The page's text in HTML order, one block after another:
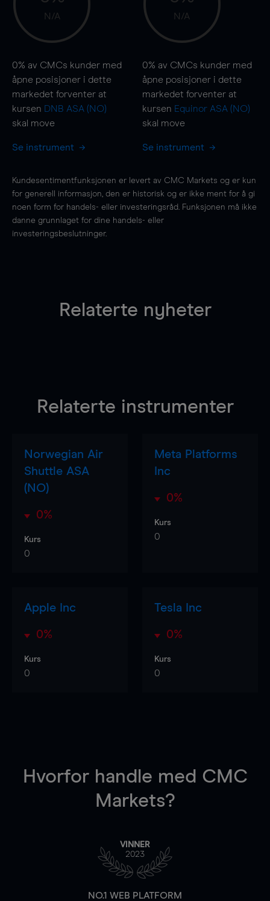
N/A
0% av CMCs kunder med
åpne posisjoner i dette
markedet forventer at
kursen DNB ASA (NO)
skal move
Se instrument
N/A
0% av CMCs kunder med
åpne posisjoner i dette
markedet forventer at
kursen Equinor ASA (NO)
skal move
Se instrument
Kundesentimentfunksjonen er levert av CMC Markets og er kun
for generell informasjon, den er historisk og er ikke ment for å gi
noen form for handels- eller investeringsråd. Funksjonen må ikke
danne grunnlaget for dine handels- eller
investeringsbeslutninger.
Relaterte nyheter
Relaterte instrumenter
Norwegian Air
Shuttle ASA
(NO)
0%
Kurs
0
Meta Platforms
Inc
0%
Kurs
0
Apple Inc
0%
Kurs
0
Tesla Inc
0%
Kurs
0
Hvorfor handle med CMC
Markets?
VINNER
2023
NO.1 WEB PLATFORM